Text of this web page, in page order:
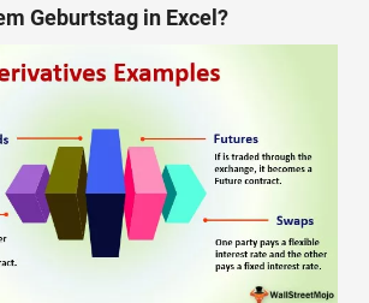
Geburtstag in Excel?